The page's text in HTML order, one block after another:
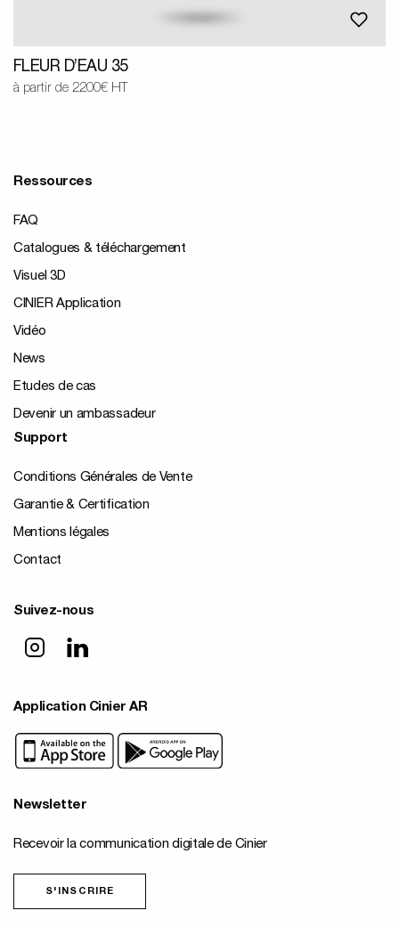
FLEUR D’EAU 35
à partir de 2200€ HT
Ressources
FAQ
Catalogues & téléchargement
Visuel 3D
CINIER Application
Vidéo
News
Etudes de cas
Devenir un ambassadeur
Support
Conditions Générales de Vente
Garantie & Certification
Mentions légales
Contact
Suivez-nous
Application Cinier AR
Newsletter
Recevoir la communication digitale de Cinier
S'INSCRIRE